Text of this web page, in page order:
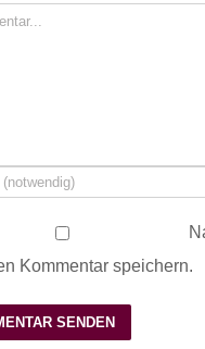
Kommentar speichern.